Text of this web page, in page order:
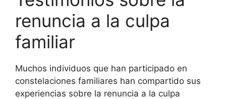
renuncia a la culpa
familiar
Muchos individuos que han participado en
constelaciones familiares han compartido sus
experiencias sobre la renuncia a la culpa